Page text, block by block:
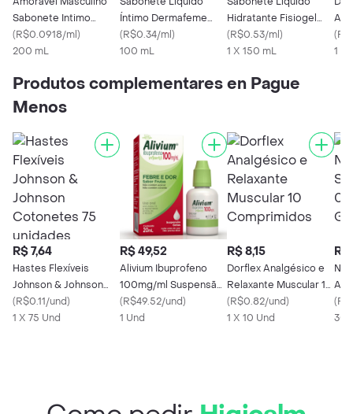
Sabonete Intimo
Liquido
(R$0.0918/ml)
200 mL
Íntimo Dermafeme
Prebio 100ml
(R$0.34/ml)
100 mL
Hidratante Fisiogel
150ml
(R$0.53/ml)
1 X 150 mL
(
1 x
Produtos complementares en Pague
Menos
R$ 7,64
Hastes Flexíveis
Johnson & Johnson
Cotonetes 75
unidades
(R$0.11/und)
1 X 75 Und
R$ 49,52
Alivium Ibuprofeno
100mg/ml Suspensão
de Uso Oral Frasco
Gotejador 20ml
(R$49.52/und)
1 Und
R$ 8,15
Dorflex Analgésico e
Relaxante Muscular 10
Comprimidos
(R$0.82/und)
1 X 10 Und
R$
(
30